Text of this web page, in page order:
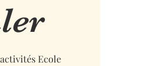
Ecole